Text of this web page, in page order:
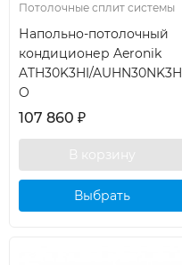
Потолочные сплит системы
Напольно-потолочный
кондиционер Aeronik
ATH30K3HI/AUHN30NK3H
O
107 860 ₽
Выбрать